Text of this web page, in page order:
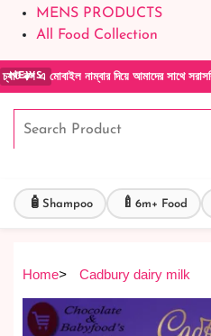
MENS PRODUCTS
All Food Collection
NEWS
নাম্বার দিয়ে আমাদের সাথে সরাসরি কথা
🧴 Shampoo 🍼 6m+ Food
Home> Cadbury dairy milk